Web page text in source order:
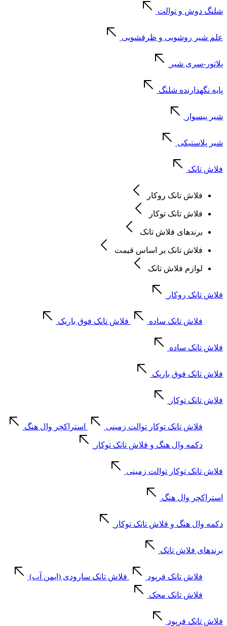
شلنگ دوش و توالت
علم شیر روشویی و ظرفشویی
پلاتور-سری شیر
پایه نگهدارنده شلنگ
شیر پیسوار
شیر پلاستیکی
فلاش تانک
فلاش تانک روکار
فلاش تانک توکار
برندهای فلاش تانک
فلاش تانک بر اساس قیمت
لوازم فلاش تانک
فلاش تانک روکار
فلاش تانک ساده فلاش تانک فوق باریک
فلاش تانک ساده
فلاش تانک فوق باریک
فلاش تانک توکار
فلاش تانک توکار توالت زمینی استراکچر وال هنگ
دکمه وال هنگ و فلاش تانک توکار
فلاش تانک توکار توالت زمینی
استراکچر وال هنگ
دکمه وال هنگ و فلاش تانک توکار
برندهای فلاش تانک
فلاش تانک فرپود فلاش تانک سارودی (ایمن آب)
فلاش تانک محک
فلاش تانک فرپود